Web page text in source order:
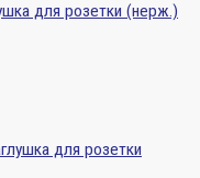
для розетки (нерж.)